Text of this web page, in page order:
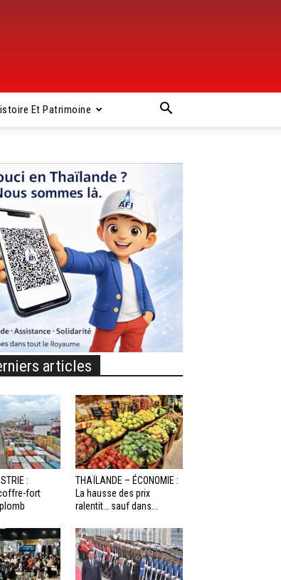
Et Patrimoine
articles
:
fort
THAÏLANDE – ÉCONOMIE :
La hausse des prix
ralentit… sauf dans...